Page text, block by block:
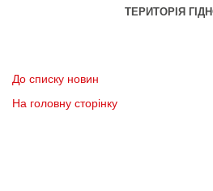
ТЕРИТОРІЯ
До списку новин
На головну сторінку